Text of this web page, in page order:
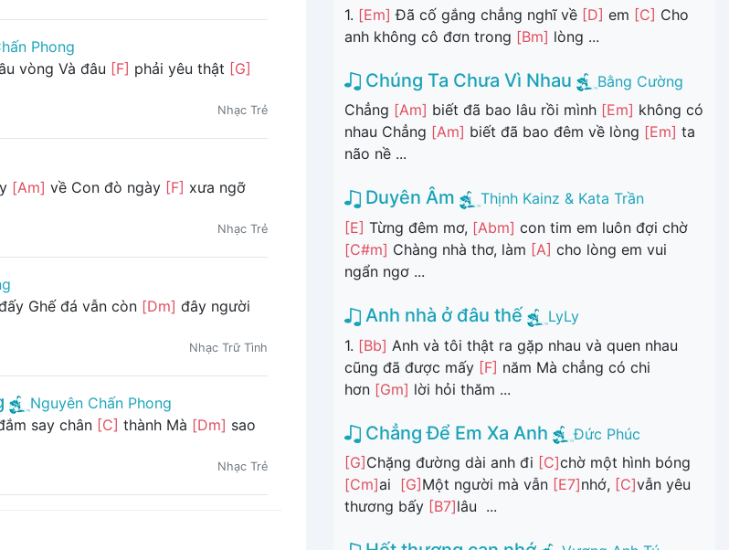
Phong
vòng Và đâu [F] phải yêu thật [G]
Nhạc Trẻ
[Am] về Con đò ngày [F] xưa ngỡ
Nhạc Trẻ
Ghế đá vẫn còn [Dm] đây người
Nhạc Trữ Tình
Nguyên Chấn Phong
say chân [C] thành Mà [Dm] sao
Nhạc Trẻ
1. [Em] Đã cố gắng chẳng nghĩ về [D] em [C] Cho
anh không cô đơn trong [Bm] lòng ...
Chúng Ta Chưa Vì Nhau
Bằng Cường
Chẳng [Am] biết đã bao lâu rồi mình [Em] không có
nhau Chẳng [Am] biết đã bao đêm về lòng [Em] ta
não nề ...
Duyên Âm
Thịnh Kainz & Kata Trần
[E] Từng đêm mơ, [Abm] con tim em luôn đợi chờ
[C#m] Chàng nhà thơ, làm [A] cho lòng em vui
ngẩn ngơ ...
Anh nhà ở đâu thế
LyLy
1. [Bb] Anh và tôi thật ra gặp nhau và quen nhau
cũng đã được mấy [F] năm Mà chẳng có chi
hơn [Gm] lời hỏi thăm ...
Chẳng Để Em Xa Anh
Đức Phúc
[G] Chặng đường dài anh đi [C]chờ một hình bóng
[Cm]ai [G] Một người mà vẫn [E7]nhớ, [C]vẫn yêu
thương bấy [B7]lâu ...